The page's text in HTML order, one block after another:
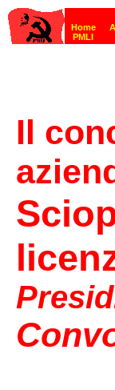
Il